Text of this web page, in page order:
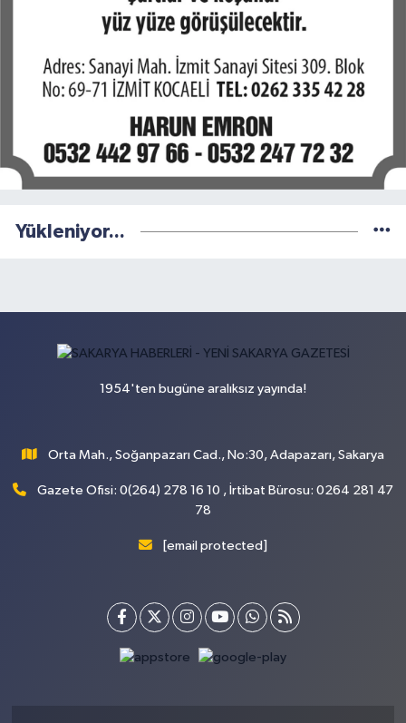
Yükleniyor...
1954'ten bugüne aralıksız yayında!
Orta Mah., Soğanpazarı Cad., No:30, Adapazarı, Sakarya
Gazete Ofisi: 0(264) 278 16 10 , İrtibat Bürosu: 0264 281 47
78
[email protected]